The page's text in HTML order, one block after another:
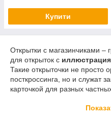
Купити
Открытки с магазинчиками –
для открыток с
Такие открыточки не просто
посткроссинга, но и служат
карточкой для разных
Наталия всегда уделяет